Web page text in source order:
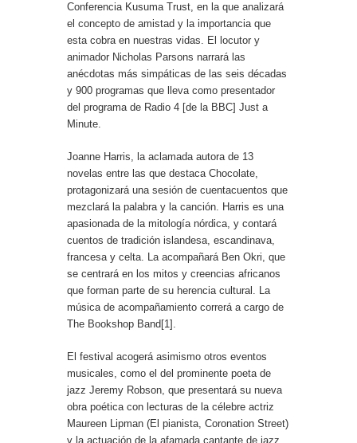
Conferencia Kusuma Trust, en la que analizará
el concepto de amistad y la importancia que
esta cobra en nuestras vidas. El locutor y
animador Nicholas Parsons narrará las
anécdotas más simpáticas de las seis décadas
y 900 programas que lleva como presentador
del programa de Radio 4 [de la BBC] Just a
Minute.
Joanne Harris, la aclamada autora de 13
novelas entre las que destaca Chocolate,
protagonizará una sesión de cuentacuentos que
mezclará la palabra y la canción. Harris es una
apasionada de la mitología nórdica, y contará
cuentos de tradición islandesa, escandinava,
francesa y celta. La acompañará Ben Okri, que
se centrará en los mitos y creencias africanos
que forman parte de su herencia cultural. La
música de acompañamiento correrá a cargo de
The Bookshop Band[1].
El festival acogerá asimismo otros eventos
musicales, como el del prominente poeta de
jazz Jeremy Robson, que presentará su nueva
obra poética con lecturas de la célebre actriz
Maureen Lipman (El pianista, Coronation Street)
y la actuación de la afamada cantante de jazz,